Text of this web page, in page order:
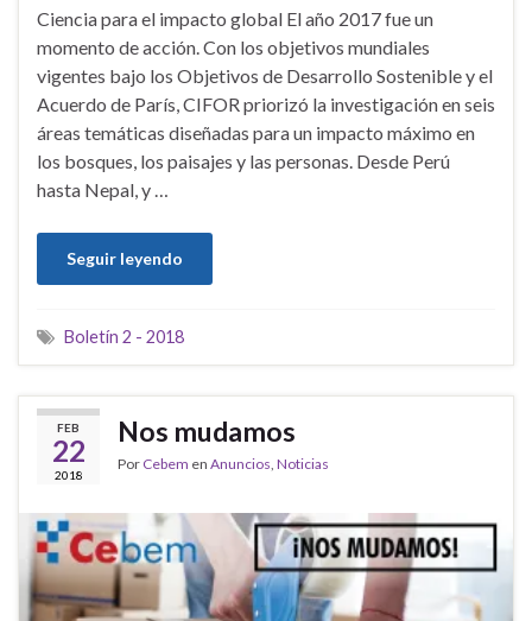
Ciencia para el impacto global El año 2017 fue un
momento de acción. Con los objetivos mundiales
vigentes bajo los Objetivos de Desarrollo Sostenible y el
Acuerdo de París, CIFOR priorizó la investigación en seis
áreas temáticas diseñadas para un impacto máximo en
los bosques, los paisajes y las personas. Desde Perú
hasta Nepal, y …
Seguir leyendo
Boletín 2 - 2018
FEB
22
2018
Nos mudamos
Por Cebem en Anuncios Noticias